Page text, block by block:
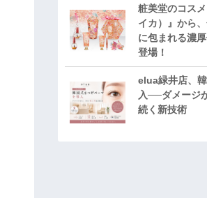
粧美堂のコス
イカ）』から
に包まれる濃
登場！
elua緑井店、
入──ダメージ
続く新技術